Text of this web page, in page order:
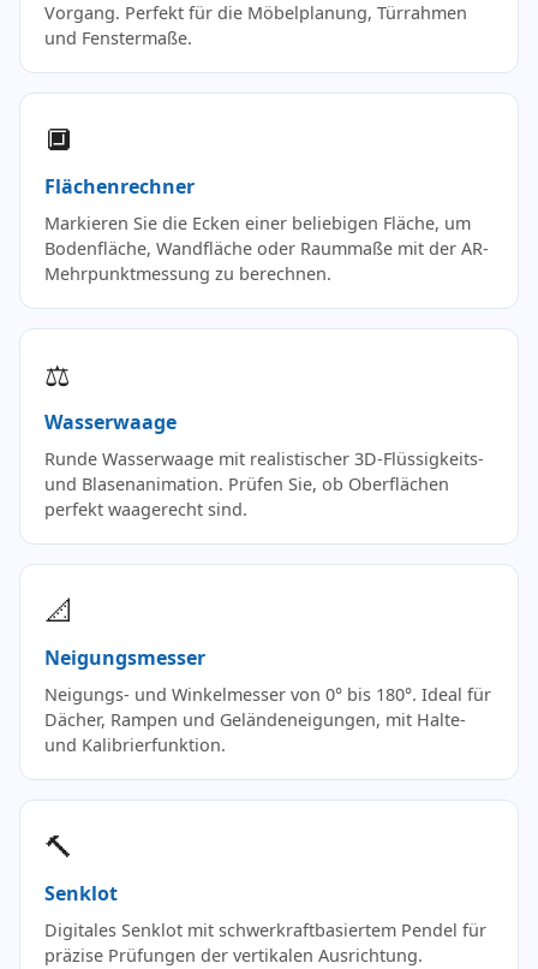
Vorgang. Perfekt für die Möbelplanung, Türrahmen
und Fenstermaße.
🔲
Flächenrechner
Markieren Sie die Ecken einer beliebigen Fläche, um
Bodenfläche, Wandfläche oder Raummaße mit der AR-
Mehrpunktmessung zu berechnen.
⚖️
Wasserwaage
Runde Wasserwaage mit realistischer 3D-Flüssigkeits-
und Blasenanimation. Prüfen Sie, ob Oberflächen
perfekt waagerecht sind.
📐
Neigungsmesser
Neigungs- und Winkelmesser von 0° bis 180°. Ideal für
Dächer, Rampen und Geländeneigungen, mit Halte-
und Kalibrierfunktion.
🔨
Senklot
Digitales Senklot mit schwerkraftbasiertem Pendel für
präzise Prüfungen der vertikalen Ausrichtung.